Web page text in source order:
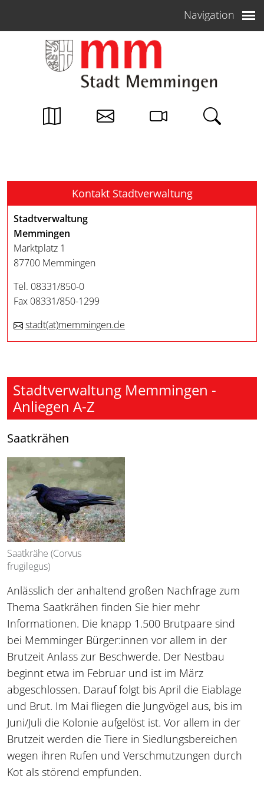
Navigation
Kontakt Stadtverwaltung
Stadtverwaltung
Memmingen
Marktplatz 1
87700 Memmingen
Tel. 08331/850-0
Fax 08331/850-1299
stadt(at)memmingen.de
Stadtverwaltung Memmingen -
Anliegen A-Z
Saatkrähen
Saatkrähe (Corvus
frugilegus)
Anlässlich der anhaltend großen Nachfrage zum
Thema Saatkrähen finden Sie hier mehr
Informationen. Die knapp 1.500 Brutpaare sind
bei Memminger Bürger:innen vor allem in der
Brutzeit Anlass zur Beschwerde. Der Nestbau
beginnt etwa im Februar und ist im März
abgeschlossen. Darauf folgt bis April die Eiablage
und Brut. Im Mai fliegen die Jungvögel aus, bis im
Juni/Juli die Kolonie aufgelöst ist. Vor allem in der
Brutzeit werden die Tiere in Siedlungsbereichen
wegen ihren Rufen und Verschmutzungen durch
Kot als störend empfunden.